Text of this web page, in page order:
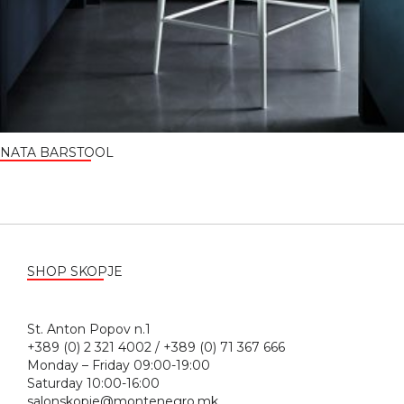
NATA BARSTOOL
SHOP SKOPJE
St. Anton Popov n.1
+389 (0) 2 321 4002 / +389 (0) 71 367 666
Monday – Friday 09:00-19:00
Saturday 10:00-16:00